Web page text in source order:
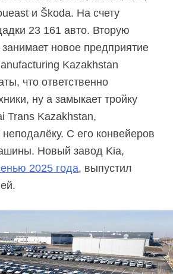
и Škoda. На счету
23 161 авто. Вторую
новое предприятие
Kazakhstan
что ответственно
ну а замыкает тройку
Trans Kazakhstan,
С его конвейеров
Новый завод Kia,
2025 года, выпустил